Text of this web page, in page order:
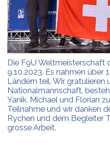
Die F9U Weltmeisterschaft
9.10.2023. Es nahmen über
Ländern teil. Wir gratulieren
Nationalmannschaft,
Yanik, Michael und Florian
Teilnahme und wir danken
Rychen und dem Begleiter
grosse Arbeit.